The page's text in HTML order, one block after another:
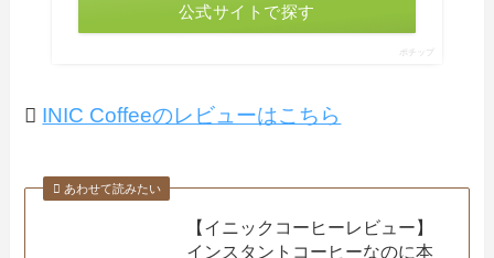
公式サイトで探す
ポチップ
INIC Coffeeのレビューはこちら
あわせて読みたい
【イニックコーヒーレビュー】
インスタントコーヒーなのに本